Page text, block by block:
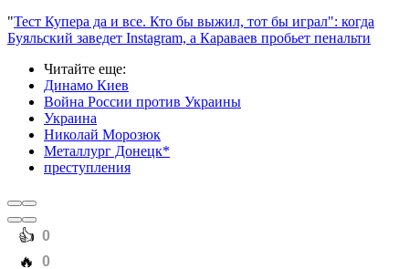
"Тест Купера да и все. Кто бы выжил, тот бы играл": когда
Буяльский заведет Instagram, а Караваев пробьет пенальти
Читайте еще:
Динамо Киев
Война России против Украины
Украина
Николай Морозюк
Металлург Донецк*
преступления
️👍 0
️🔥 0